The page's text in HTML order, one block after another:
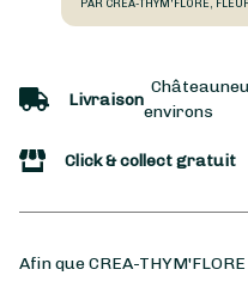
PAR CREA-THYM'FLORE,
Livraison
environs
Click & collect gratuit
Afin que CREA-